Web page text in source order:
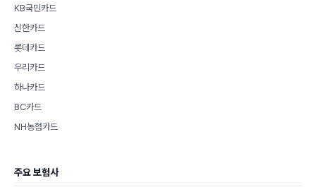
KB국민카드
신한카드
롯데카드
우리카드
하나카드
BC카드
NH농협카드
주요 보험사